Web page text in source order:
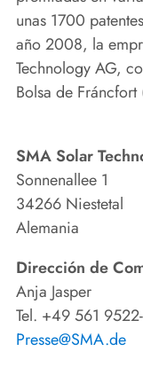
unas 1700
año 2008, la
Technology AG,
Bolsa de
SMA Solar
Sonnenallee 1
34266 Niestetal
Alemania
Dirección de
Anja Jasper
Tel. +49 561
Presse@SMA.de